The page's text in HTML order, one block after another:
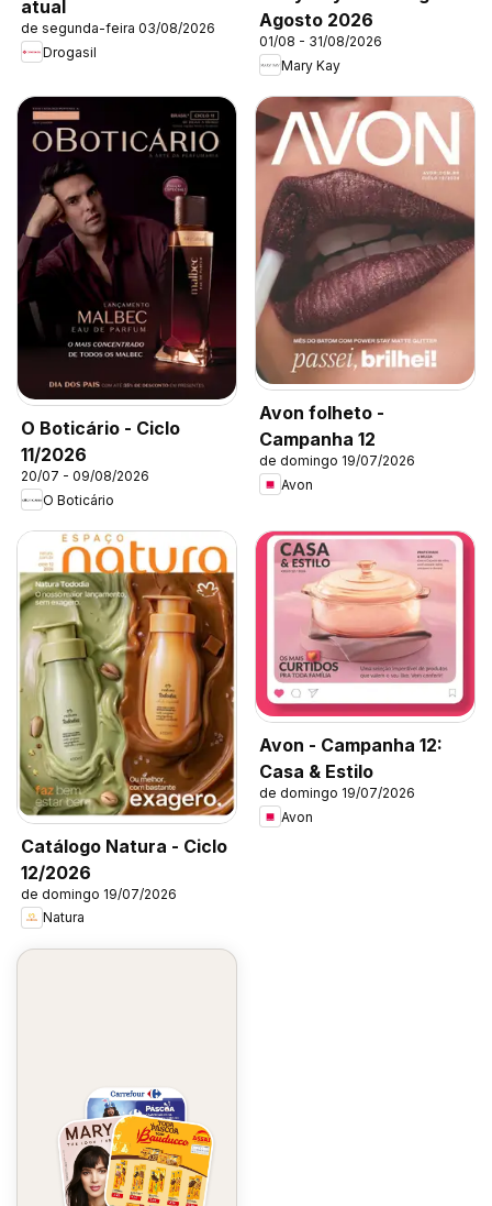
atual
de segunda-feira 03/08/2026
Drogasil
Agosto 2026
01/08 - 31/08/2026
Mary Kay
O Boticário - Ciclo
11/2026
20/07 - 09/08/2026
O Boticário
Avon folheto -
Campanha 12
de domingo 19/07/2026
Avon
Catálogo Natura - Ciclo
12/2026
de domingo 19/07/2026
Natura
Avon - Campanha 12:
Casa & Estilo
de domingo 19/07/2026
Avon